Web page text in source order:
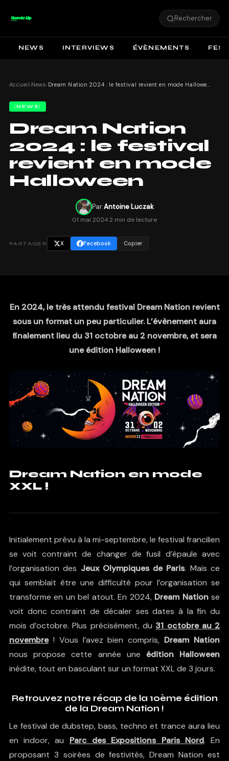
Rechercher
NEWS INTERVIEWS ÉVÈNEMENTS
Accueil›News› Dream Nation 2024 : le festival revient en mode Halloween
NEWS
Dream Nation
2024 : le festival
revient en mode
Halloween
ParAntoine Luczak
01 mai 20242 min de lecture
PARTAGER X Facebook Copier
En 2024, le très attendu festival Dream Nation revient
sous un format un peu particulier. L’évènement aura
finalement lieu du 31 octobre au 2 novembre, et sera
une édition Halloween !
Dream Nation en mode
XXL !
Initialement prévu à la mi-septembre, le festival francilien
se voit contraint de changer de fusil d’épaule avec
l’organisation des Jeux Olympiques de Paris. Mais ce
qui semblait être une difficulté pour l’organisation se
transforme en un bel atout. En 2024, Dream Nationse
voit donc contraint de décaler ses dates à la fin du
mois d’octobre. Plus précisément, du 31 octobre au 2
novembre! Vous l’avez bien compris, Dream Nation
nous propose cette année une édition Halloween
inédite, tout en basculant sur un format XXL de 3 jours.
Retrouvez notre récap de la 10ème édition
de la Dream Nation !
Le festival de dubstep, bass, techno et trance aura lieu
en indoor, au Parc des Expositions Paris Nord. En
proposant 3 soirées de festivités, Dream Nation est